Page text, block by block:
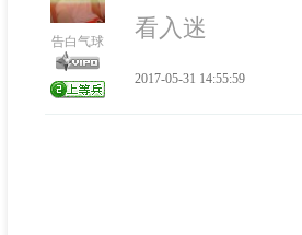
告白气球
看入迷
2017-05-31 14:55:59